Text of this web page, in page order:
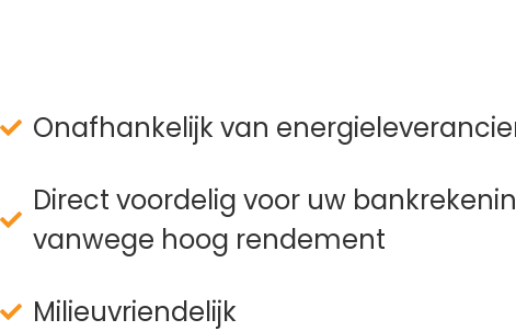
Onafhankelijk van
Direct voordelig voor uw
vanwege hoog rendement
Milieuvriendelijk